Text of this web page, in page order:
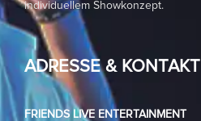
individuellem Showkonzept.
ADRESSE & KONTAKT
FRIENDS LIVE ENTERTAINMENT